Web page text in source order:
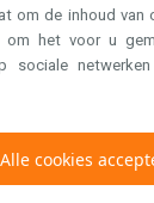
Disclaimer
Cookies
44 -
1851 Humbeek,
BE
om de inhoud van
om het voor u
sociale
Alle cookies